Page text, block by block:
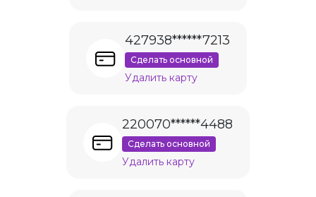
427938******7213
Сделать основной
Удалить карту
220070******4488
Сделать основной
Удалить карту